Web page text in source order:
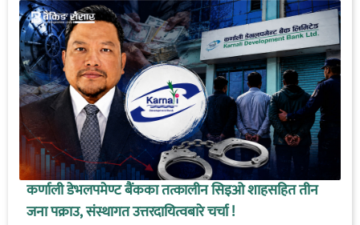
कर्णाली डेभलपमेण्ट बैंकका तत्कालीन सिइओ शाहसहित तीन
जना पक्राउ, संस्थागत उत्तरदायित्वबारे चर्चा !